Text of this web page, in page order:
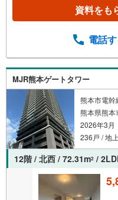
資料をも
電話
MJR熊本ゲートタワー
熊本市電幹
熊本県熊本
2026年3月
236戸 / 地
12階 / 北西 / 72.31m2 /